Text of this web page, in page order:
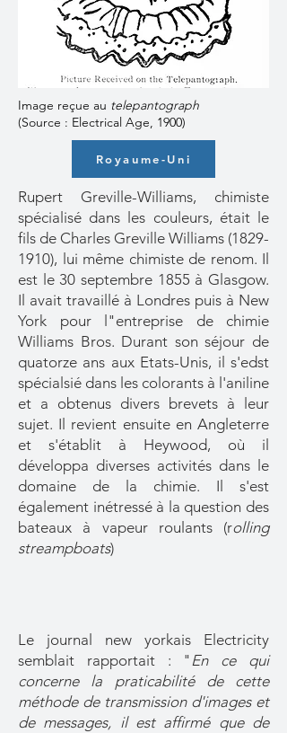
Image reçue au telepantograph
(Source : Electrical Age, 1900)
Royaume-Uni
Rupert Greville-Williams, chimiste
spécialisé dans les couleurs, était le
fils de Charles Greville Williams (1829-
1910), lui même chimiste de renom. Il
est le 30 septembre 1855 à Glasgow.
Il avait travaillé à Londres puis à New
York pour l"entreprise de chimie
Williams Bros. Durant son séjour de
quatorze ans aux Etats-Unis, il s'edst
spécialsié dans les colorants à l'aniline
et a obtenus divers brevets à leur
sujet. Il revient ensuite en Angleterre
et s'établit à Heywood, où il
développa diverses activités dans le
domaine de la chimie. Il s'est
également inétressé à la question des
bateaux à vapeur roulants (rolling
streampboats)
Le journal new yorkais Electricity
semblait rapportait : " En ce qui
concerne la praticabilité de cette
méthode de transmission d'images et
de messages, il est affirmé que de